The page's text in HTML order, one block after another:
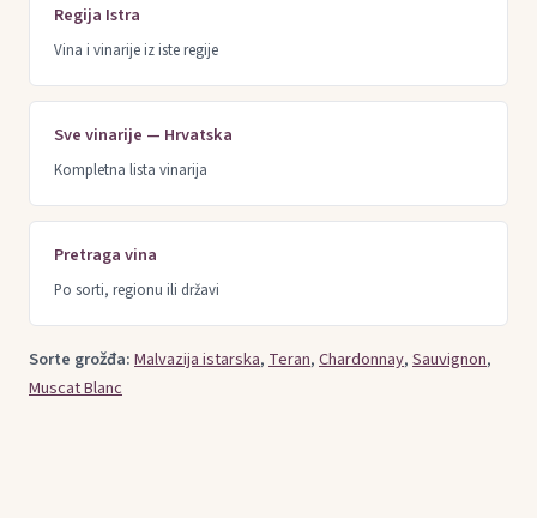
Regija Istra
Vina i vinarije iz iste regije
Sve vinarije — Hrvatska
Kompletna lista vinarija
Pretraga vina
Po sorti, regionu ili državi
Sorte grožđa:Malvazija istarska,Teran,Chardonnay,Sauvignon,
Muscat Blanc